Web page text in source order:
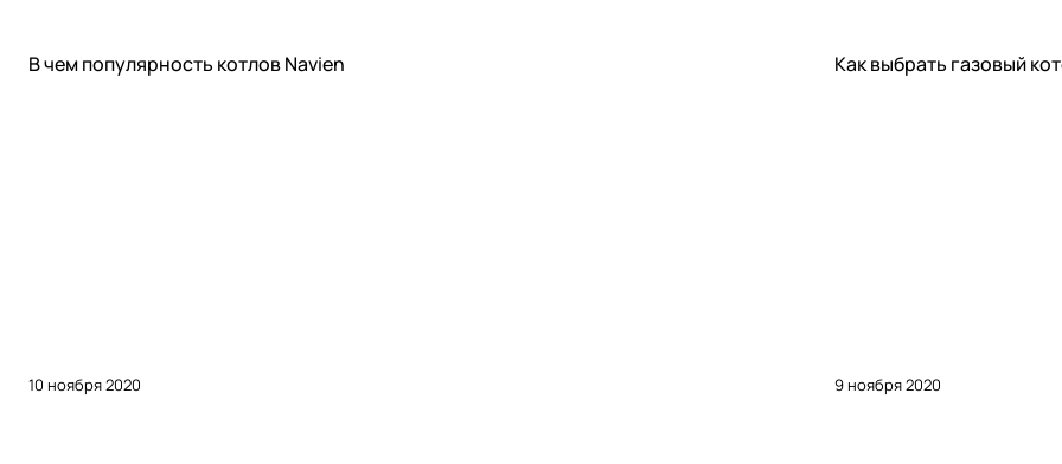
Советы покупателям
10 ноября 2020
В чем популярность котлов Navien Советы покупателям
9 ноября 2020
Как выбрать газовый